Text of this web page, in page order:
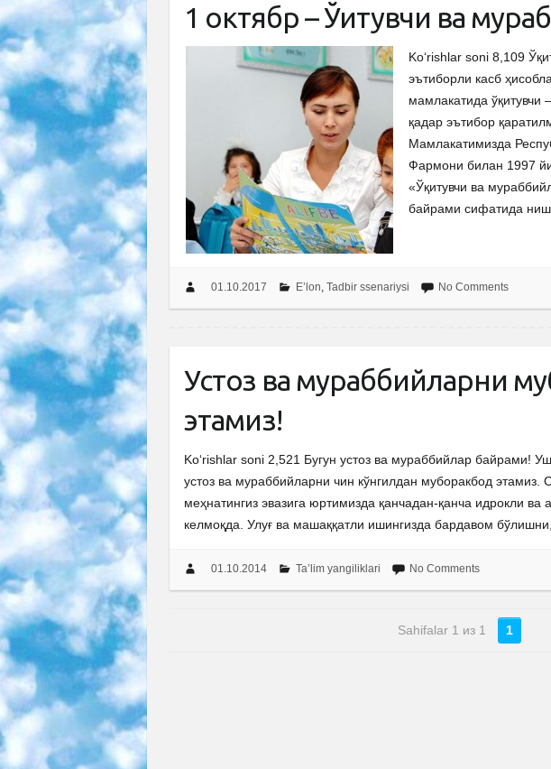
1 октябр – Ўқитувчи ва
Ko‘rishlar soni 8,109
эътиборли касб
мамлакатида ўқитувчи
қадар эътибор
Мамлакатимизда
Фармони билан 1997
«Ўқитувчи ва
байрами сифатида
01.10.2017 E’lon, Tadbir ssenariysi No Comments
Устоз ва мураббийларни
этамиз!
Ko‘rishlar soni 2,521 Бугун устоз ва мураббийлар байрами!
устоз ва мураббийларни чин кўнгилдан муборакбод этамиз.
меҳнатингиз эвазига юртимизда қанчадан-қанча идрокли ва
келмоқда. Улуғ ва машаққатли ишингизда бардавом
01.10.2014 Ta’lim yangiliklari No Comments
Sahifalar 1 из 1 1